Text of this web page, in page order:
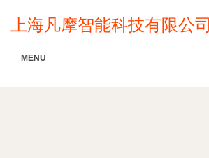
上海凡摩智能科技有限公司
MENU